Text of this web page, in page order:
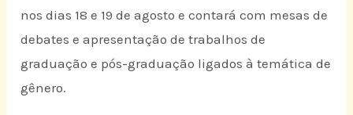
nos dias 18 e 19 de agosto e contará com mesas de
debates e apresentação de trabalhos de
graduação e pós-graduação ligados à temática de
gênero.